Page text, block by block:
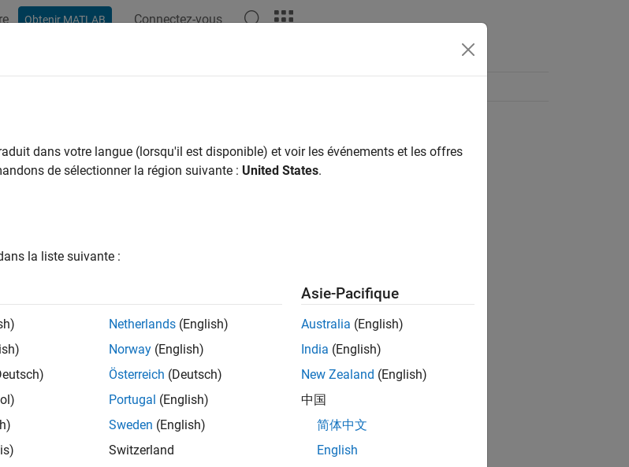
Obtenir MATLAB Connectez-vous
dans votre langue (lorsqu'il est disponible) et voir les événements et les offres
de sélectionner la région suivante : United States.
la liste suivante :
Netherlands (English)
Norway (English)
Österreich (Deutsch)
Portugal (English)
Sweden (English)
Switzerland
Asie-Pacifique
Australia (English)
India (English)
New Zealand (English)
中国
简体中文
English